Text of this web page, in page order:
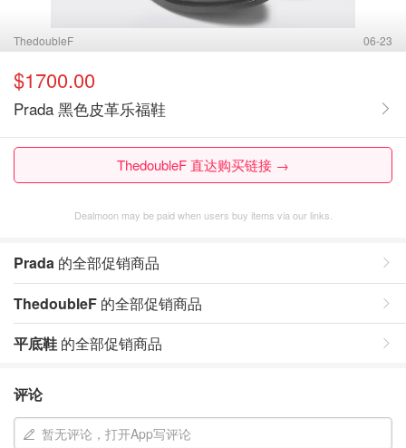
ThedoubleF 06-23
$1700.00
Prada 黑色皮革乐福鞋
ThedoubleF 直达购买链接 →
Dealmoon may be paid when users buy items via our links.
Prada 的全部促销商品
ThedoubleF 的全部促销商品
平底鞋 的全部促销商品
评论
暂无评论，打开App写评论